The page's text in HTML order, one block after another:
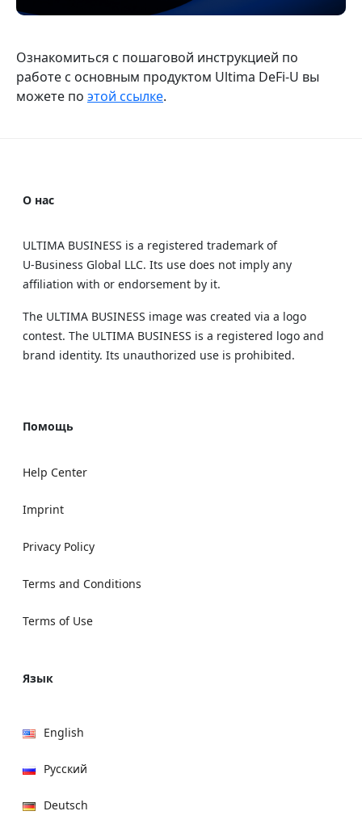
Ознакомиться с пошаговой инструкцией по
работе с основным продуктом Ultima DeFi-U вы
можете по этой ссылке.
О нас
ULTIMA BUSINESS is a registered trademark of
U‑Business Global LLC. Its use does not imply any
affiliation with or endorsement by it.
The ULTIMA BUSINESS image was created via a logo
contest. The ULTIMA BUSINESS is a registered logo and
brand identity. Its unauthorized use is prohibited.
Помощь
Help Center
Imprint
Privacy Policy
Terms and Conditions
Terms of Use
Язык
English
Русский
Deutsch